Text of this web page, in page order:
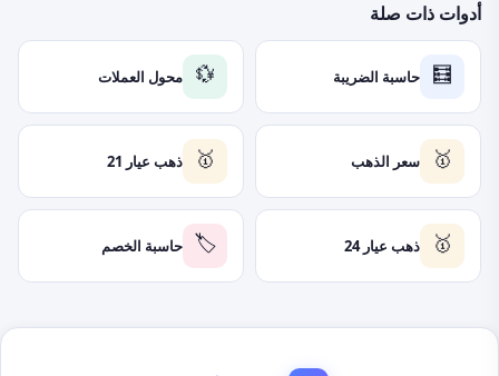
أدوات ذات صلة
🧮 حاسبة الضريبة 💱 محول العملات
🥇 سعر الذهب 🥇 ذهب عيار 21
🥇 ذهب عيار 24 🏷️ حاسبة الخصم